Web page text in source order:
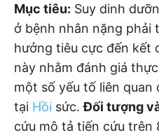
Mục tiêu: Suy dinh
ở bệnh nhân nặng phải
hưởng tiêu cực đến kết
này nhằm đánh giá
một số yếu tố liên
tại Hồi sức.Đối tượng
cứu mô tả tiến cứu trên